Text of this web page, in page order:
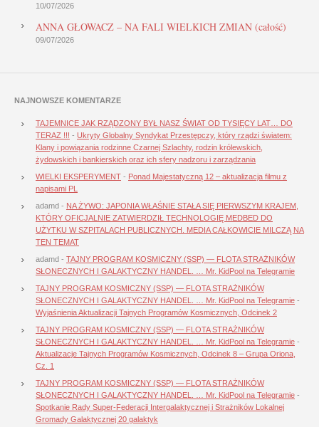
10/07/2026
ANNA GŁOWACZ – NA FALI WIELKICH ZMIAN (całość)
09/07/2026
NAJNOWSZE KOMENTARZE
TAJEMNICE JAK RZĄDZONY BYŁ NASZ ŚWIAT OD TYSIĘCY LAT… DO
TERAZ !!! - Ukryty Globalny Syndykat Przestępczy, który rządzi światem:
Klany i powiązania rodzinne Czarnej Szlachty, rodzin królewskich,
żydowskich i bankierskich oraz ich sfery nadzoru i zarządzania
WIELKI EKSPERYMENT - Ponad Majestatyczną 12 – aktualizacja filmu z
napisami PL
adamd - NA ŻYWO: JAPONIA WŁAŚNIE STAŁA SIĘ PIERWSZYM KRAJEM,
KTÓRY OFICJALNIE ZATWIERDZIŁ TECHNOLOGIĘ MEDBED DO
UŻYTKU W SZPITALACH PUBLICZNYCH. MEDIA CAŁKOWICIE MILCZĄ NA
TEN TEMAT
adamd - TAJNY PROGRAM KOSMICZNY (SSP) — FLOTA STRAŻNIKÓW
SŁONECZNYCH I GALAKTYCZNY HANDEL. … Mr. KidPool na Telegramie
TAJNY PROGRAM KOSMICZNY (SSP) — FLOTA STRAŻNIKÓW
SŁONECZNYCH I GALAKTYCZNY HANDEL. … Mr. KidPool na Telegramie -
Wyjaśnienia Aktualizacji Tajnych Programów Kosmicznych, Odcinek 2
TAJNY PROGRAM KOSMICZNY (SSP) — FLOTA STRAŻNIKÓW
SŁONECZNYCH I GALAKTYCZNY HANDEL. … Mr. KidPool na Telegramie -
Aktualizacje Tajnych Programów Kosmicznych, Odcinek 8 – Grupa Oriona,
Cz. 1
TAJNY PROGRAM KOSMICZNY (SSP) — FLOTA STRAŻNIKÓW
SŁONECZNYCH I GALAKTYCZNY HANDEL. … Mr. KidPool na Telegramie -
Spotkanie Rady Super-Federacji Intergalaktycznej i Strażników Lokalnej
Gromady Galaktycznej 20 galaktyk